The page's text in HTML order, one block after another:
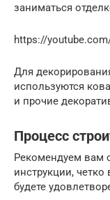
заниматься
https://
Для
используются
и прочие
Процесс
Рекомендуем вам
инструкции,
будете